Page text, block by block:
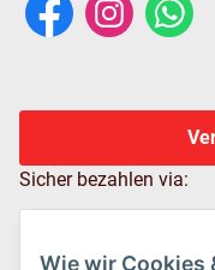
Wie wir Cookies
Sicher bezahlen via: